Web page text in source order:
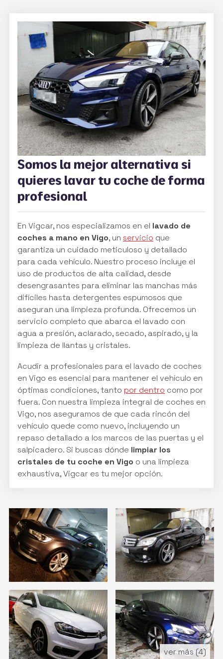
Somos la mejor alternativa si
quieres lavar tu coche de forma
profesional
En Vigcar, nos especializamos en el lavado de
coches a mano en Vigo, un servicio que
garantiza un cuidado meticuloso y detallado
para cada vehículo. Nuestro proceso incluye el
uso de productos de alta calidad, desde
desengrasantes para eliminar las manchas más
difíciles hasta detergentes espumosos que
aseguran una limpieza profunda. Ofrecemos un
servicio completo que abarca el lavado con
agua a presión, aclarado, secado, aspirado, y la
limpieza de llantas y cristales.
Acudir a profesionales para el lavado de coches
en Vigo es esencial para mantener el vehículo en
óptimas condiciones, tanto por dentro como por
fuera. Con nuestra limpieza integral de coches en
Vigo, nos aseguramos de que cada rincón del
vehículo quede como nuevo, incluyendo un
repaso detallado a los marcos de las puertas y el
salpicadero. Si buscas dónde limpiar los
cristales de tu coche en Vigo o una limpieza
exhaustiva, Vigcar es tu mejor opción.
ver más (4)